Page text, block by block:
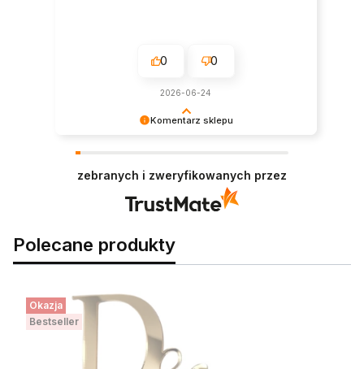
Komentarz sklepu
0 0
2026-06-24
zebranych i zweryfikowanych przez
Polecane produkty
Okazja
Bestseller